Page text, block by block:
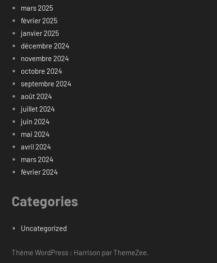
mars 2025
février 2025
janvier 2025
décembre 2024
novembre 2024
octobre 2024
septembre 2024
août 2024
juillet 2024
juin 2024
mai 2024
avril 2024
mars 2024
février 2024
Categories
Uncategorized
Thème WordPress : Harrison par ThemeZee.